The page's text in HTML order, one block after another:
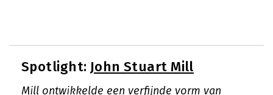
Spotlight: John Stuart Mill
Mill ontwikkelde een verfijnde vorm van